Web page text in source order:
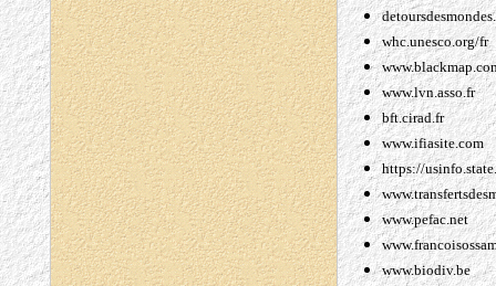
whc.unesco.org/fr
www.lvn.asso.fr
bft.cirad.fr
www.ifiasite.com
https://
www.pefac.net
www.biodiv.be